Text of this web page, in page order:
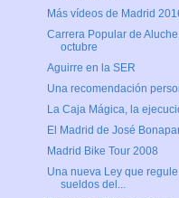
Más vídeos de Madrid
Carrera Popular de
octubre
Aguirre en la SER
Una recomendación
La Caja Mágica, la
El Madrid de José
Madrid Bike Tour 2008
Una nueva Ley que
sueldos del...